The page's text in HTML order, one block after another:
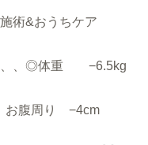
術&おうちケア
、 ◎体重 −6.5kg
腹周り −4cm